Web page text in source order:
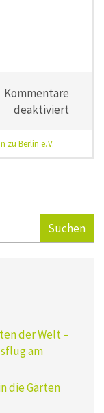
Kommentare
deaktiviert
2021
zu Berlin e. V.
der Welt –
am
die Gärten